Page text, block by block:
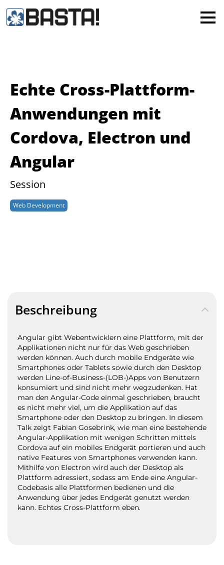
Echte Cross-Plattform-
Anwendungen mit
Cordova, Electron und
Angular
Session
Web Development
Beschreibung
Angular gibt Webentwicklern eine Plattform, mit der
Applikationen nicht nur für das Web geschrieben
werden können. Auch durch mobile Endgeräte wie
Smartphones oder Tablets sowie durch den Desktop
werden Line-of-Business-(LOB-)Apps von Benutzern
konsumiert und sind nicht mehr wegzudenken. Hat
man den Angular-Code einmal geschrieben, braucht
es nicht mehr viel, um die Applikation auf das
Smartphone oder den Desktop zu bringen. In diesem
Talk zeigt Fabian Gosebrink, wie man eine bestehende
Angular-Applikation mit wenigen Schritten mittels
Cordova auf ein mobiles Endgerät portieren und auch
native Features von Smartphones verwenden kann.
Mithilfe von Electron wird auch der Desktop als
Plattform adressiert, sodass am Ende eine Angular-
Codebasis alle Plattformen bedienen und die
Anwendung über jedes Endgerät genutzt werden
kann. Echtes Cross-Plattform eben.
MAINZ
Alle